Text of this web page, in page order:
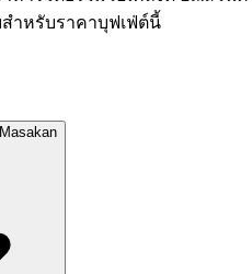
ำหรับราคาบุฟเฟ่ต์นี้